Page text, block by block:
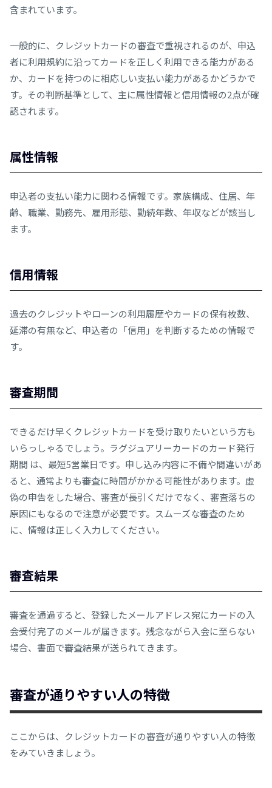
含まれています。
一般的に、クレジットカードの審査で重視されるのが、申込
者に利用規約に沿ってカードを正しく利用できる能力がある
か、カードを持つのに相応しい支払い能力があるかどうかで
す。その判断基準として、主に属性情報と信用情報の2点が確
認されます。
属性情報
申込者の支払い能力に関わる情報です。家族構成、住居、年
齢、職業、勤務先、雇用形態、勤続年数、年収などが該当し
ます。
信用情報
過去のクレジットやローンの利用履歴やカードの保有枚数、
延滞の有無など、申込者の「信用」を判断するための情報で
す。
審査期間
できるだけ早くクレジットカードを受け取りたいという方も
いらっしゃるでしょう。ラグジュアリーカードのカード発行
期間 は、最短5営業日です。申し込み内容に不備や間違いがあ
ると、通常よりも審査に時間がかかる可能性があります。虚
偽の申告をした場合、審査が長引くだけでなく、審査落ちの
原因にもなるので注意が必要です。スムーズな審査のため
に、情報は正しく入力してください。
審査結果
審査を通過すると、登録したメールアドレス宛にカードの入
会受付完了のメールが届きます。残念ながら入会に至らない
場合、書面で審査結果が送られてきます。
審査が通りやすい人の特徴
ここからは、クレジットカードの審査が通りやすい人の特徴
をみていきましょう。